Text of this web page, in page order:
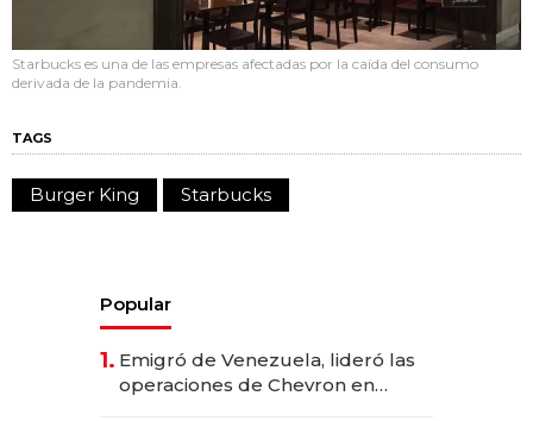
Starbucks es una de las empresas afectadas por la caída del consumo
derivada de la pandemia.
TAGS
Burger King Starbucks
Popular
1. Emigró de Venezuela, lideró las
operaciones de Chevron en